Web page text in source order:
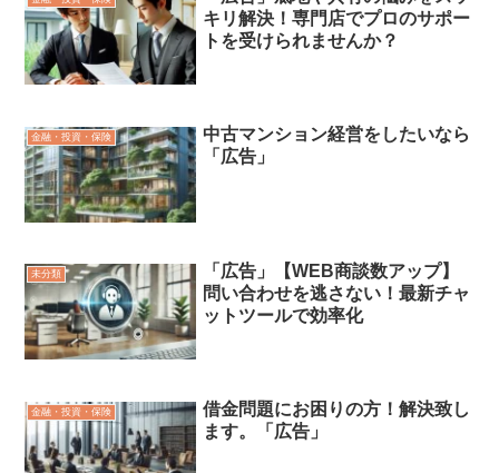
キリ解決！専門店でプロのサポー
トを受けられませんか？
金融・投資・保険
中古マンション経営をしたいなら
「広告」
未分類
「広告」【WEB商談数アップ】
問い合わせを逃さない！最新チャ
ットツールで効率化
金融・投資・保険
借金問題にお困りの方！解決致し
ます。「広告」